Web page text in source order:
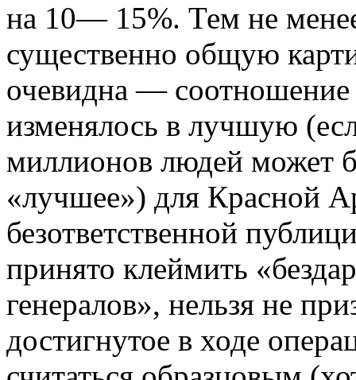
на 10— 15%. Тем не
существенно общую
очевидна — соотношение
изменялось в лучшую
миллионов людей может
«лучшее») для Красной
безответственной
принято клеймить
генералов», нельзя не
достигнутое в ходе